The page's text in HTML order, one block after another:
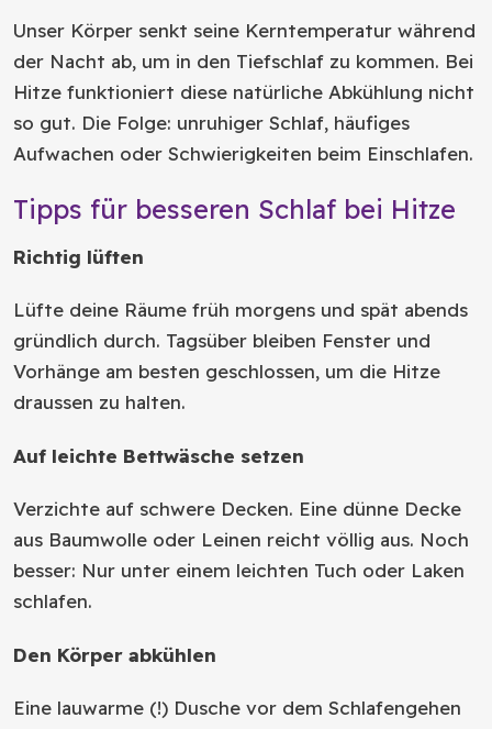
Unser Körper senkt seine Kerntemperatur während
der Nacht ab, um in den Tiefschlaf zu kommen. Bei
Hitze funktioniert diese natürliche Abkühlung nicht
so gut. Die Folge: unruhiger Schlaf, häufiges
Aufwachen oder Schwierigkeiten beim Einschlafen.
Tipps für besseren Schlaf bei Hitze
Richtig lüften
Lüfte deine Räume früh morgens und spät abends
gründlich durch. Tagsüber bleiben Fenster und
Vorhänge am besten geschlossen, um die Hitze
draussen zu halten.
Auf leichte Bettwäsche setzen
Verzichte auf schwere Decken. Eine dünne Decke
aus Baumwolle oder Leinen reicht völlig aus. Noch
besser: Nur unter einem leichten Tuch oder Laken
schlafen.
Den Körper abkühlen
Eine lauwarme (!) Dusche vor dem Schlafengehen